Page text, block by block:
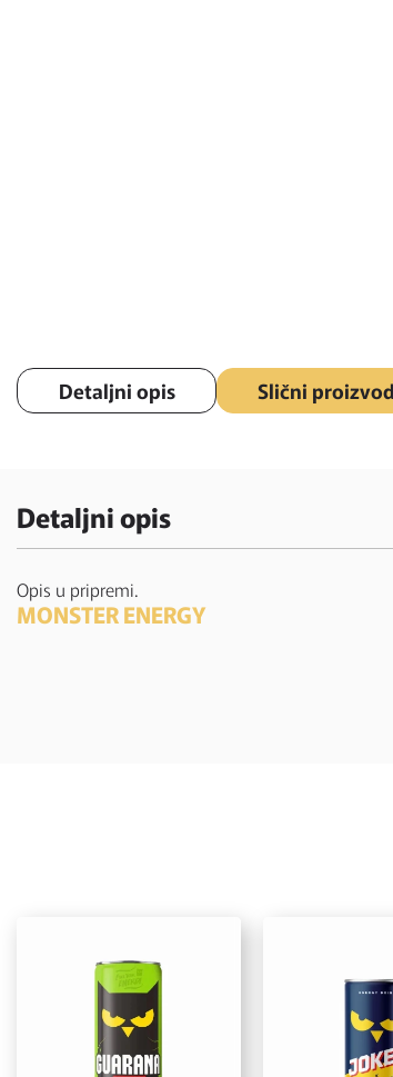
Detaljni opis Slični
Detaljni opis
Opis u pripremi.
MONSTER ENERGY